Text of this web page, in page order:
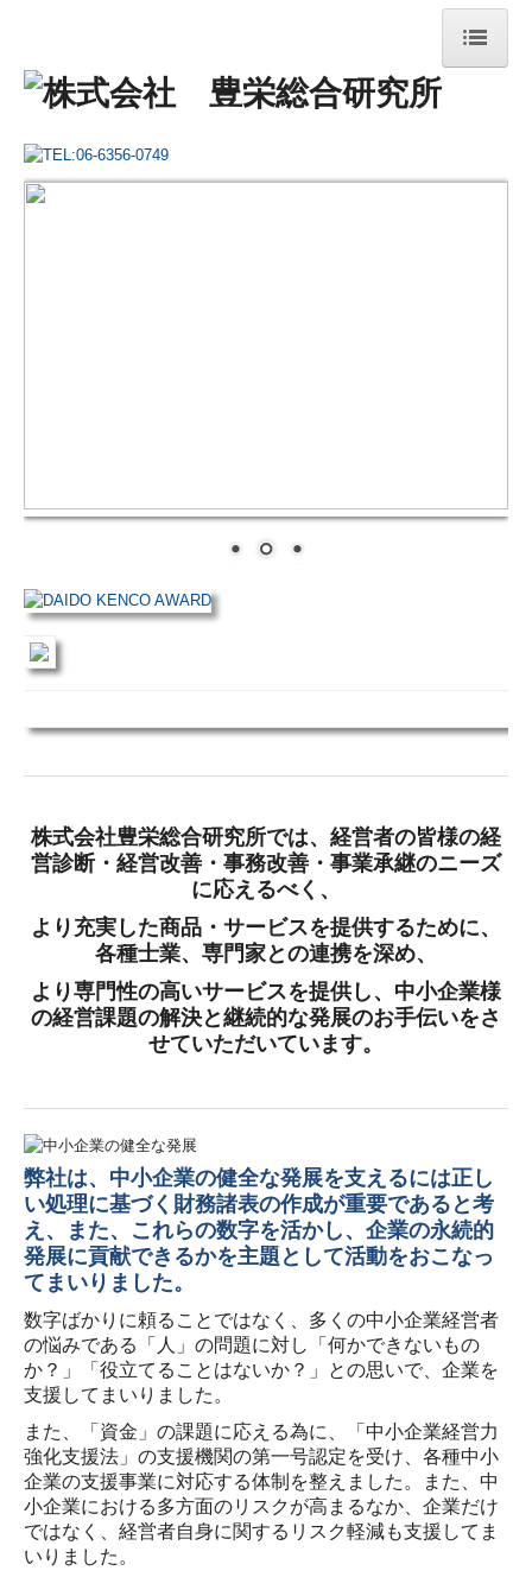
HOME
会社案内
その他サービス
株式会社豊栄総合研究所では、経営者の皆様の経
営診断・経営改善・事務改善・事業承継のニーズ
に応えるべく、
より充実した商品・サービスを提供するために、
各種士業、専門家との連携を深め、
より専門性の高いサービスを提供し、中小企業様
の経営課題の解決と継続的な発展のお手伝いをさ
せていただいています。
弊社は、中小企業の健全な発展を支えるには正し
い処理に基づく財務諸表の作成が重要であると考
え、また、これらの数字を活かし、企業の永続的
発展に貢献できるかを主題として活動をおこなっ
てまいりました。
数字ばかりに頼ることではなく、多くの中小企業経営者
の悩みである「人」の問題に対し「何かできないもの
か？」「役立てることはないか？」との思いで、企業を
支援してまいりました。
また、「資金」の課題に応える為に、「中小企業経営力
強化支援法」の支援機関の第一号認定を受け、各種中小
企業の支援事業に対応する体制を整えました。また、中
小企業における多方面のリスクが高まるなか、企業だけ
ではなく、経営者自身に関するリスク軽減も支援してま
いりました。